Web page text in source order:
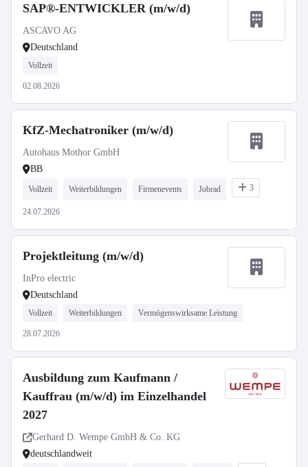
SAP®-ENTWICKLER (m/w/d)
ASCAVO AG
Deutschland
Vollzeit
02.08.2026
KfZ-Mechatroniker (m/w/d)
Autohaus Mothor GmbH
BB
Vollzeit Weiterbildungen Firmenevents Jobrad 3
24.07.2026
Projektleitung (m/w/d)
InPro electric
Deutschland
Vollzeit Weiterbildungen Vermögenswirksame Leistung
28.07.2026
Ausbildung zum Kaufmann /
Kauffrau (m/w/d) im Einzelhandel
2027
Gerhard D. Wempe GmbH & Co. KG
deutschlandweit